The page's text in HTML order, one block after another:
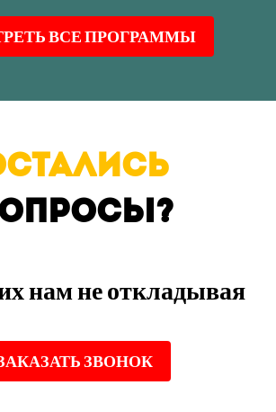
ВСЕ ПРОГРАММЫ
нам не откладывая
ЗВОНОК